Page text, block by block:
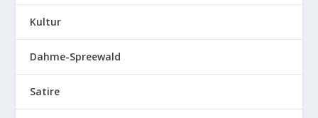
Kultur
Dahme-Spreewald
Satire